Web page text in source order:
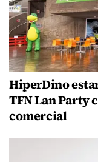
HiperDino
TFN Lan Party
comercial